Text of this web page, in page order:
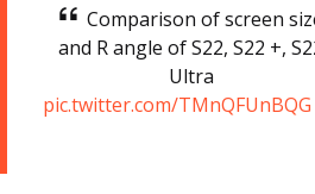
Comparison of screen
and R angle of S22, S22 +,
Ultra
pic.twitter.com/TMnQFUnBQG